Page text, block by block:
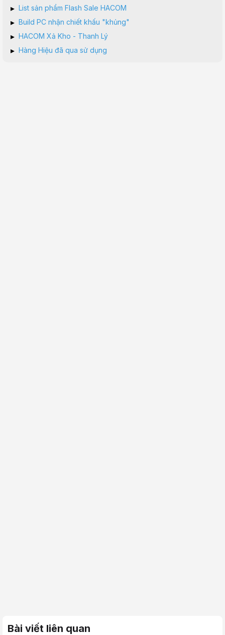
▸ List sản phẩm Flash Sale HACOM
▸ Build PC nhận chiết khấu "khủng"
▸ HACOM Xả Kho - Thanh Lý
▸ Hàng Hiệu đã qua sử dụng
Bài viết liên quan